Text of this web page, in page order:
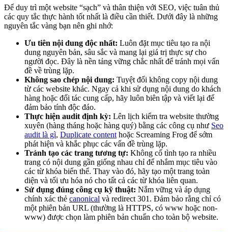
Để duy trì một website “sạch” và thân thiện với SEO, việc tuân thủ
các quy tắc thực hành tốt nhất là điều cần thiết. Dưới đây là những
nguyên tắc vàng bạn nên ghi nhớ:
Ưu tiên nội dung độc nhất: Luôn đặt mục tiêu tạo ra nội
dung nguyên bản, sâu sắc và mang lại giá trị thực sự cho
người đọc. Đây là nền tảng vững chắc nhất để tránh mọi vấn
đề về trùng lặp.
Không sao chép nội dung: Tuyệt đối không copy nội dung
từ các website khác. Ngay cả khi sử dụng nội dung do khách
hàng hoặc đối tác cung cấp, hãy luôn biên tập và viết lại để
đảm bảo tính độc đáo.
Thực hiện audit định kỳ: Lên lịch kiểm tra website thường
xuyên (hàng tháng hoặc hàng quý) bằng các công cụ như Seo
audit là gì, Duplicate content hoặc Screaming Frog để sớm
phát hiện và khắc phục các vấn đề trùng lặp.
Tránh tạo các trang tương tự: Không cố tình tạo ra nhiều
trang có nội dung gần giống nhau chỉ để nhắm mục tiêu vào
các từ khóa biến thể. Thay vào đó, hãy tạo một trang toàn
diện và tối ưu hóa nó cho tất cả các từ khóa liên quan.
Sử dụng đúng công cụ kỹ thuật: Nắm vững và áp dụng
chính xác thẻ canonical và redirect 301. Đảm bảo rằng chỉ có
một phiên bản URL (thường là HTTPS, có www hoặc non-
www) được chọn làm phiên bản chuẩn cho toàn bộ website.